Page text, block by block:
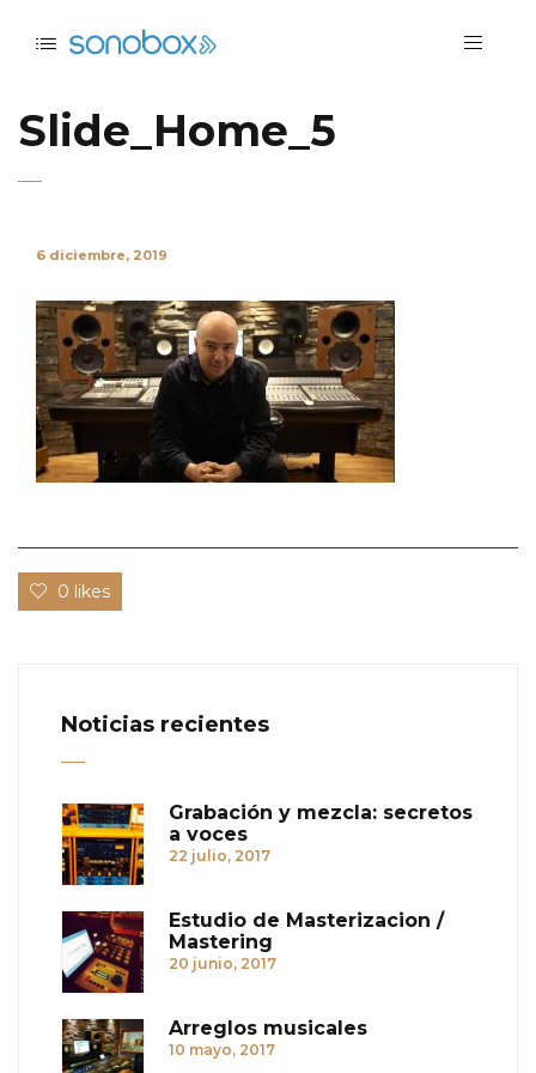
Slide_Home_5
6 diciembre, 2019
0 likes
Noticias recientes
Grabación y mezcla: secretos
a voces
22 julio, 2017
Estudio de Masterizacion /
Mastering
20 junio, 2017
Arreglos musicales
10 mayo, 2017